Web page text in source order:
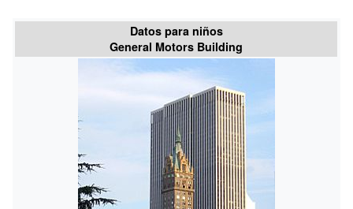
Datos para niños
General Motors Building